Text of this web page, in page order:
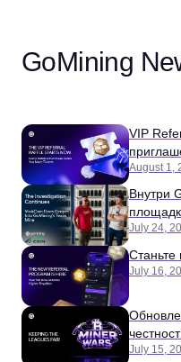
GoMining
VIP
August 1,
Внутри
July 24,
July 16,
July 15,